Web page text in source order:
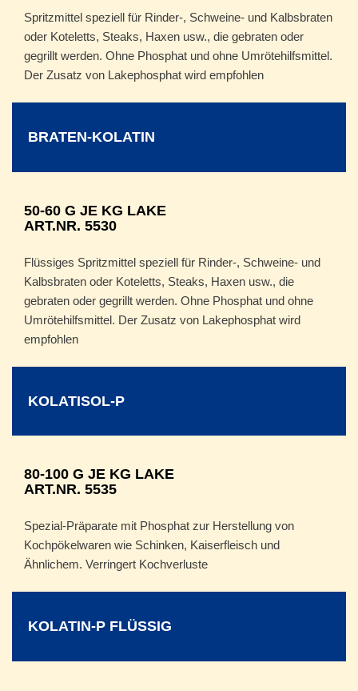
Spritzmittel speziell für Rinder-, Schweine- und Kalbsbraten
oder Koteletts, Steaks, Haxen usw., die gebraten oder
gegrillt werden. Ohne Phosphat und ohne Umrötehilfsmittel.
Der Zusatz von Lakephosphat wird empfohlen
BRATEN-KOLATIN
50-60 G JE KG LAKE
ART.NR. 5530
Flüssiges Spritzmittel speziell für Rinder-, Schweine- und
Kalbsbraten oder Koteletts, Steaks, Haxen usw., die
gebraten oder gegrillt werden. Ohne Phosphat und ohne
Umrötehilfsmittel. Der Zusatz von Lakephosphat wird
empfohlen
KOLATISOL-P
80-100 G JE KG LAKE
ART.NR. 5535
Spezial-Präparate mit Phosphat zur Herstellung von
Kochpökelwaren wie Schinken, Kaiserfleisch und
Ähnlichem. Verringert Kochverluste
KOLATIN-P FLÜSSIG